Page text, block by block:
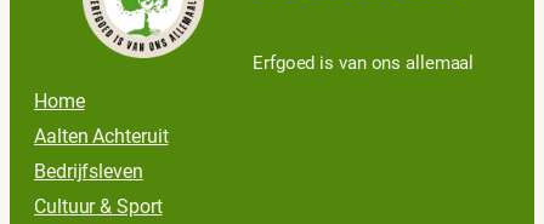
Erfgoed is van ons allemaal
Home
Aalten Achteruit
Bedrijfsleven
Cultuur & Sport